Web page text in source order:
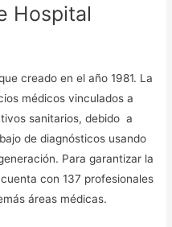
Hospital
creado en el año 1981. La
médicos vinculados a
sanitarios, debido a
de diagnósticos usando
Para garantizar la
con 137 profesionales
áreas médicas.